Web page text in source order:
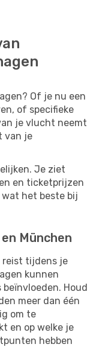
Of je nu een
of specifieke
je vlucht neemt
van je
Je ziet
en ticketprijzen
wat het beste bij
München
reist tijdens je
kunnen
Houd
meer dan één
om te
en op welke je
hebben